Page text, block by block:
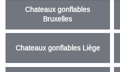
Chateaux gonflables
Bruxelles
Chateaux gonflables Liège